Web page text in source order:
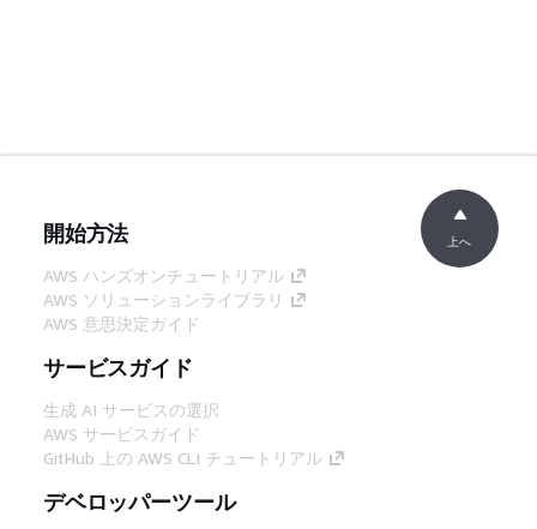
開始方法
AWS ハンズオンチュートリアル
AWS ソリューションライブラリ
AWS 意思決定ガイド
サービスガイド
生成 AI サービスの選択
AWS サービスガイド
GitHub 上の AWS CLI チュートリアル
デベロッパーツール
上へ